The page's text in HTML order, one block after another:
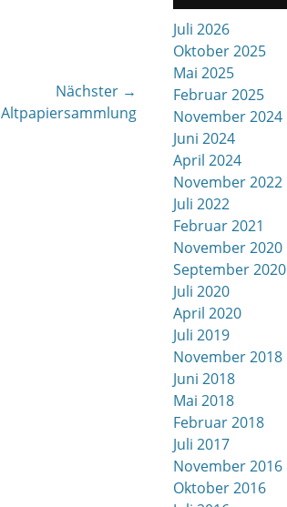
Nächster →
Altpapiersammlung
Juli 2026
Oktober 2025
Mai 2025
Februar 2025
November 2024
Juni 2024
April 2024
November 2022
Juli 2022
Februar 2021
November 2020
September 2020
Juli 2020
April 2020
Juli 2019
November 2018
Juni 2018
Mai 2018
Februar 2018
Juli 2017
November 2016
Oktober 2016